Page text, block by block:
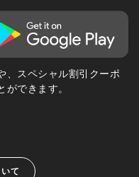
、スペシャル割引クーポ
できます。
て